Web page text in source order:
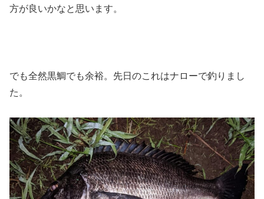
方が良いかなと思います。
でも全然黒鯛でも余裕。先日のこれはナローで釣りまし
た。